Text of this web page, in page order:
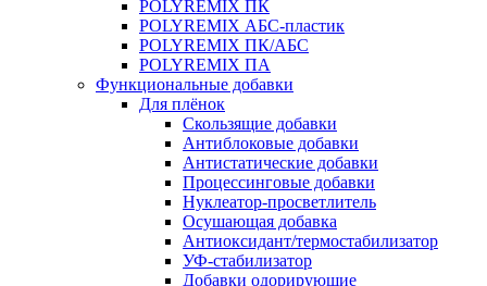
POLYREMIX ПК
POLYREMIX АБС-пластик
POLYREMIX ПК/АБС
POLYREMIX ПА
Функциональные добавки
Для плёнок
Скользящие добавки
Антиблоковые добавки
Антистатические добавки
Процессинговые добавки
Нуклеатор-просветлитель
Осушающая добавка
Антиоксидант/термостабилизатор
УФ-стабилизатор
Добавки одорирующие